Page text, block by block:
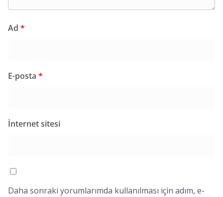
Ad *
E-posta *
İnternet sitesi
Daha sonraki yorumlarımda kullanılması için adım, e-